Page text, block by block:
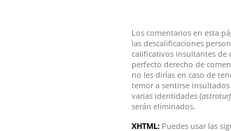
Los comentarios en esta
las descalificaciones
calificativos insultantes de
perfecto derecho de
no les dirías en caso de
temor a sentirse
varias identidades (
serán eliminados.
XHTML: Puedes usar las